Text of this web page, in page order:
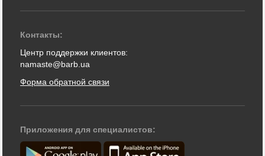
Контакты:
Центр поддержки клиентов:
namaste@barb.ua
Форма обратной связи
Приложения для специалистов: